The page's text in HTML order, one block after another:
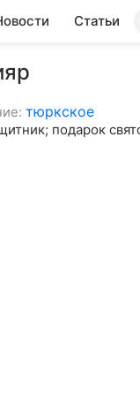
Статьи
тюркское
подарок